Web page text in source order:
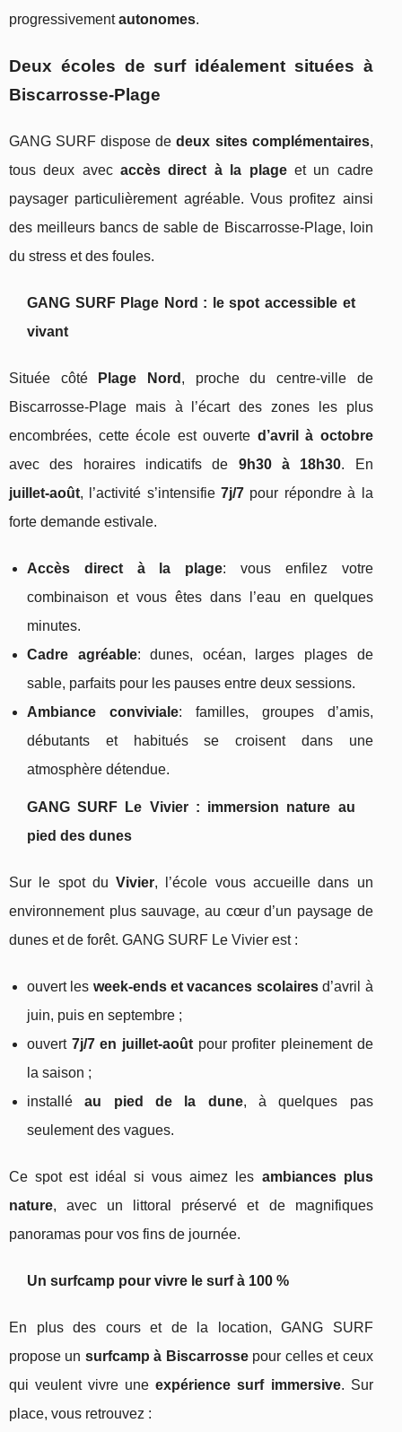
progressivementautonomes.
Deux écoles de surf idéalement situées à
Biscarrosse‑Plage
GANG SURF dispose dedeux sites complémentaires,
tous deux avecaccès direct à la plageet un cadre
paysager particulièrement agréable. Vous profitez ainsi
des meilleurs bancs de sable de Biscarrosse‑Plage, loin
du stress et des foules.
GANG SURF Plage Nord : le spot accessible et
vivant
Située côté Plage Nord , proche du centre‑ville de
Biscarrosse‑Plage mais à l’écart des zones les plus
encombrées, cette école est ouverte d’avril à octobre
avec des horaires indicatifs de 9h30 à 18h30. En
juillet‑août, l’activité s’intensifie7j/7 pour répondre à la
forte demande estivale.
Accès direct à la plage: vous enfilez votre
combinaison et vous êtes dans l’eau en quelques
minutes.
Cadre agréable: dunes, océan, larges plages de
sable, parfaits pour les pauses entre deux sessions.
Ambiance conviviale: familles, groupes d’amis,
débutants et habitués se croisent dans une
atmosphère détendue.
GANG SURF Le Vivier : immersion nature au
pied des dunes
Sur le spot duVivier, l’école vous accueille dans un
environnement plus sauvage, au cœur d’un paysage de
dunes et de forêt. GANG SURF Le Vivier est :
ouvert les week‑ends et vacances scolairesd’avril à
juin, puis en septembre ;
ouvert 7j/7 en juillet‑aoûtpour profiter pleinement de
la saison ;
installéau pied de la dune, à quelques pas
seulement des vagues.
Ce spot est idéal si vous aimez les ambiances plus
nature, avec un littoral préservé et de magnifiques
panoramas pour vos fins de journée.
Un surfcamp pour vivre le surf à 100 %
En plus des cours et de la location, GANG SURF
propose un surfcamp à Biscarrossepour celles et ceux
qui veulent vivre uneexpérience surf immersive. Sur
place, vous retrouvez :